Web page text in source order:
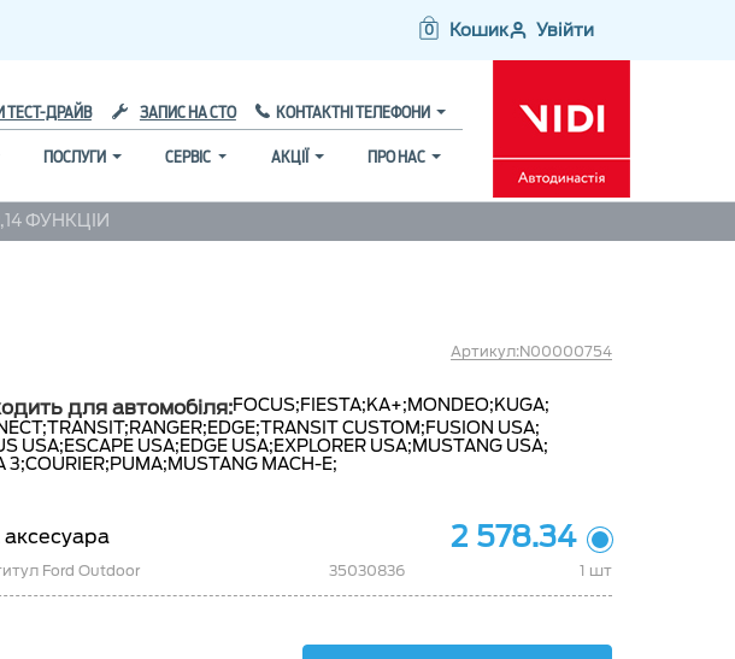
Увійти
0 Кошик
ТЕСТ-ДРАЙВ ЗАПИС НА СТО КОНТАКТНІ ТЕЛЕФОНИ
ПОСЛУГИ СЕРВІС АКЦІЇ ПРО НАС
ФУНКЦІЙ
Артикул:N00000754
для автомобіля:FOCUS;FIESTA;KA+;MONDEO;KUGA;
TRANSIT;RANGER;EDGE;TRANSIT CUSTOM;FUSION USA;
USA;ESCAPE USA;EDGE USA;EXPLORER USA;MUSTANG USA;
3;COURIER;PUMA;MUSTANG MACH-E;
аксесуара 2 578.34
Ford Outdoor 35030836 1 шт